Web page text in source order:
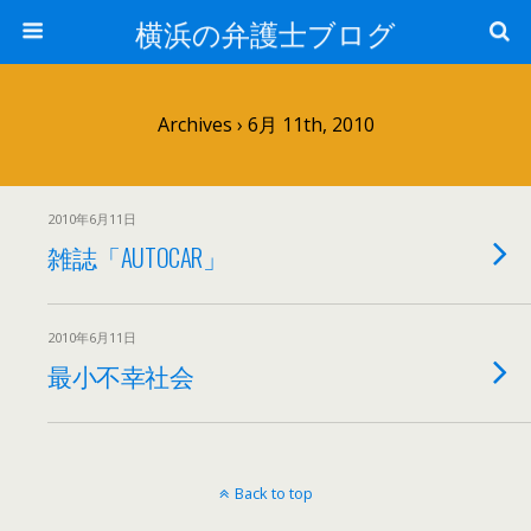
横浜の弁護士ブログ
Archives › 6月 11th, 2010
2010年6月11日
雑誌「AUTOCAR」
2010年6月11日
最小不幸社会
Back to top